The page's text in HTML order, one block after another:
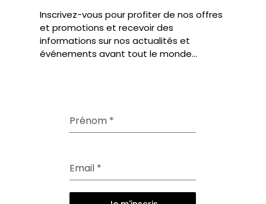
Inscrivez-vous pour profiter de nos offres
et promotions et recevoir des
informations sur nos actualités et
événements avant tout le monde...
Prénom *
Email *